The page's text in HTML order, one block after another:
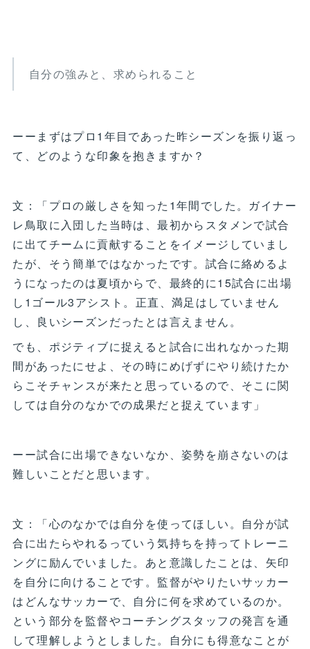
自分の強みと、求められること
ーーまずはプロ1年目であった昨シーズンを振り返っ
て、どのような印象を抱きますか？
文：「プロの厳しさを知った1年間でした。ガイナー
レ鳥取に入団した当時は、最初からスタメンで試合
に出てチームに貢献することをイメージしていまし
たが、そう簡単ではなかったです。試合に絡めるよ
うになったのは夏頃からで、最終的に15試合に出場
し1ゴール3アシスト。正直、満足はしていません
し、良いシーズンだったとは言えません。
でも、ポジティブに捉えると試合に出れなかった期
間があったにせよ、その時にめげずにやり続けたか
らこそチャンスが来たと思っているので、そこに関
しては自分のなかでの成果だと捉えています」
ーー試合に出場できないなか、姿勢を崩さないのは
難しいことだと思います。
文：「心のなかでは自分を使ってほしい。自分が試
合に出たらやれるっていう気持ちを持ってトレーニ
ングに励んでいました。あと意識したことは、矢印
を自分に向けることです。監督がやりたいサッカー
はどんなサッカーで、自分に何を求めているのか。
という部分を監督やコーチングスタッフの発言を通
して理解しようとしました。自分にも得意なことが